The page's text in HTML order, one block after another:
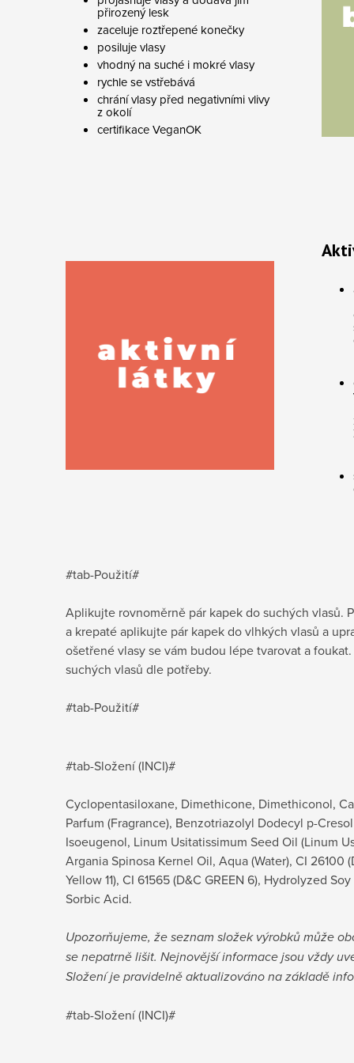
přirozený lesk
zaceluje roztřepené konečky
posiluje vlasy
vhodný na suché i mokré vlasy
rychle se vstřebává
chrání vlasy před negativními vlivy
z okolí
certifikace VeganOK
#tab-Použití#
Aplikujte rovnoměrně pár kapek do suchých vlasů.
a krepaté aplikujte pár kapek do vlhkých vlasů a
ošetřené vlasy se vám budou lépe tvarovat a
suchých vlasů dle potřeby.
#tab-Použití#
#tab-Složení (INCI)#
Cyclopentasiloxane, Dimethicone, Dimethiconol,
Parfum (Fragrance), Benzotriazolyl Dodecyl p-
Isoeugenol, Linum Usitatissimum Seed Oil (Linum
Argania Spinosa Kernel Oil, Aqua (Water), CI 26100
Yellow 11), CI 61565 (D&C GREEN 6), Hydrolyzed
Sorbic Acid.
Upozorňujeme, že seznam složek výrobků může
se nepatrně lišit. Nejnovější informace jsou vždy
Složení je pravidelně aktualizováno na základě
#tab-Složení (INCI)#